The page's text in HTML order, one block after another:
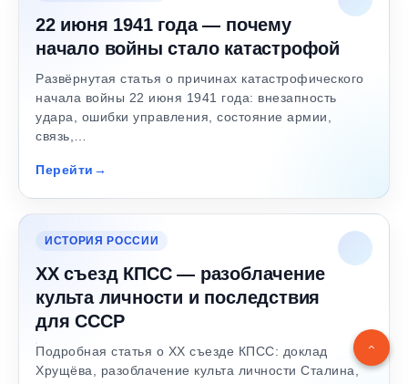
22 июня 1941 года — почему
начало войны стало катастрофой
Развёрнутая статья о причинах катастрофического
начала войны 22 июня 1941 года: внезапность
удара, ошибки управления, состояние армии,
связь,…
Перейти
ИСТОРИЯ РОССИИ
XX съезд КПСС — разоблачение
культа личности и последствия
для СССР
Подробная статья о XX съезде КПСС: доклад
Хрущёва, разоблачение культа личности Сталина,